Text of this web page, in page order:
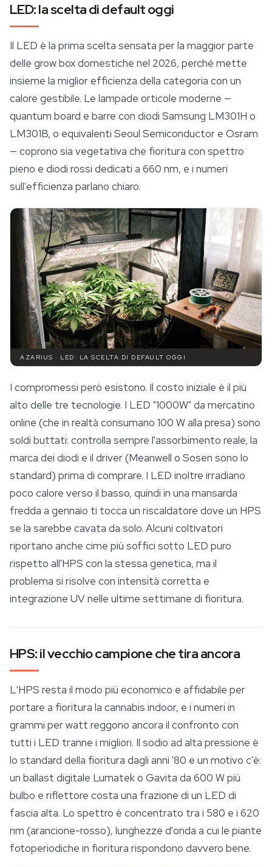
LED: la scelta di default oggi
Il LED è la prima scelta sensata per la maggior parte
delle grow boxdomestiche nel 2026, perché mette
insieme la miglior efficienza della categoria con un
calore gestibile. Le lampade orticole moderne —
quantum board e barre con diodi Samsung LM301H o
LM301B, o equivalenti Seoul Semiconductor e Osram
— coprono sia vegetativa che fioritura con spettro
pieno e diodi rossi dedicati a 660 nm, e i numeri
sull'efficienza parlano chiaro.
AZARIUS · LED: LA SCELTA DI DEFAULT OGGI
I compromessi però esistono. Il costo iniziale è il più
alto delle tre tecnologie. I LED "1000W" da mercatino
online (che in realtà consumano 100 W alla presa) sono
soldi buttati: controlla sempre l'assorbimento reale, la
marca dei diodi e il driver (Meanwell o Sosen sono lo
standard) prima di comprare. I LED inoltre irradiano
poco calore verso il basso, quindi in una mansarda
fredda a gennaio ti tocca un riscaldatore dove un HPS
se la sarebbe cavata da solo. Alcuni coltivatori
riportano anche cime più soffici sotto LED puro
rispetto all'HPS con la stessa genetica, ma il
problema si risolve con intensità corretta e
integrazione UV nelle ultime settimane di fioritura.
HPS: il vecchio campione che tira ancora
L'HPS resta il modo più economico e affidabile per
portare a fioritura la cannabis indoor, e i numeri in
grammi per watt reggono ancora il confronto con
tutti i LED tranne i migliori. Il sodio ad alta pressione è
lo standard della fioritura dagli anni '80 e un motivo c'è:
un ballast digitale Lumatek o Gavita da 600 W più
bulbo e riflettore costa una frazione di un LED di
fascia alta. Lo spettro è concentrato tra i 580 e i 620
nm (arancione-rosso), lunghezze d'onda a cui le piante
fotoperiodiche in fioritura rispondono davvero bene.